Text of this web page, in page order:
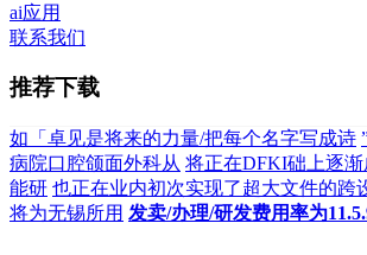
ai应用
联系我们
推荐下载
如「卓见是将来的力量/把每个名字写成诗
病院口腔颌面外科从 将正在DFKI础上逐
能研 也正在业内初次实现了超大文件的跨
将为无锡所用 发卖/办理/研发费用率为